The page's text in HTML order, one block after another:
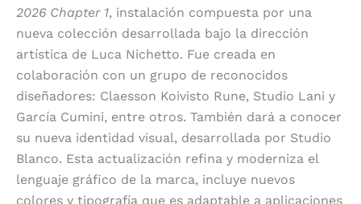
2026 Chapter 1, instalación compuesta por una
nueva colección desarrollada bajo la dirección
artística de Luca Nichetto. Fue creada en
colaboración con un grupo de reconocidos
diseñadores: Claesson Koivisto Rune, Studio Lani y
García Cumini, entre otros. También dará a conocer
su nueva identidad visual, desarrollada por Studio
Blanco. Esta actualización refina y moderniza el
lenguaje gráfico de la marca, incluye nuevos
colores y tipografía que es adaptable a aplicaciones